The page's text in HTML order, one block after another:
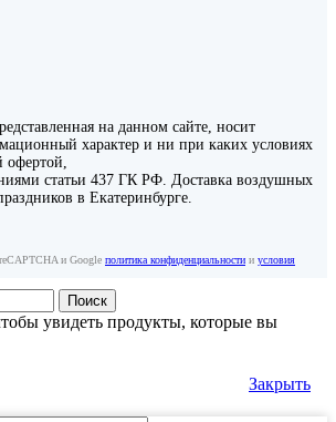
на данном сайте, носит
характер и ни при каких условиях
офертой,
статьи 437 ГК РФ. Доставка воздушных
в Екатеринбурге.
и Google политика конфиденциальности и условия
Поиск
увидеть продукты, которые вы
Закрыть